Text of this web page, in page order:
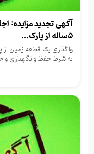
آگهی تجدید مزایده:
۵ساله از پارک...
واگذاری یک قطعه زمین
به شرط حفظ و نگهداری و